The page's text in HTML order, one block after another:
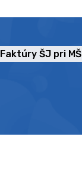
Faktúry ŠJ pri MŠ